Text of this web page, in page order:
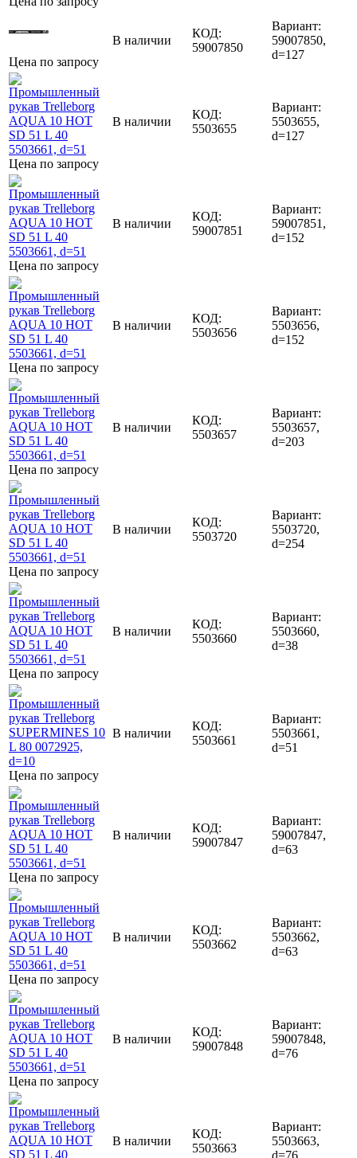
Цена по запросу
В наличии
КОД:
59007850
Вариант:
59007850,
d=127
Цена по запросу
В наличии
КОД:
5503655
Вариант:
5503655,
d=127
Цена по запросу
В наличии
КОД:
59007851
Вариант:
59007851,
d=152
Цена по запросу
В наличии
КОД:
5503656
Вариант:
5503656,
d=152
Цена по запросу
В наличии
КОД:
5503657
Вариант:
5503657,
d=203
Цена по запросу
В наличии
КОД:
5503720
Вариант:
5503720,
d=254
Цена по запросу
В наличии
КОД:
5503660
Вариант:
5503660,
d=38
Цена по запросу
В наличии
КОД:
5503661
Вариант:
5503661,
d=51
Цена по запросу
В наличии
КОД:
59007847
Вариант:
59007847,
d=63
Цена по запросу
В наличии
КОД:
5503662
Вариант:
5503662,
d=63
Цена по запросу
В наличии
КОД:
59007848
Вариант:
59007848,
d=76
В наличии
КОД:
5503663
Вариант:
5503663,
d=76